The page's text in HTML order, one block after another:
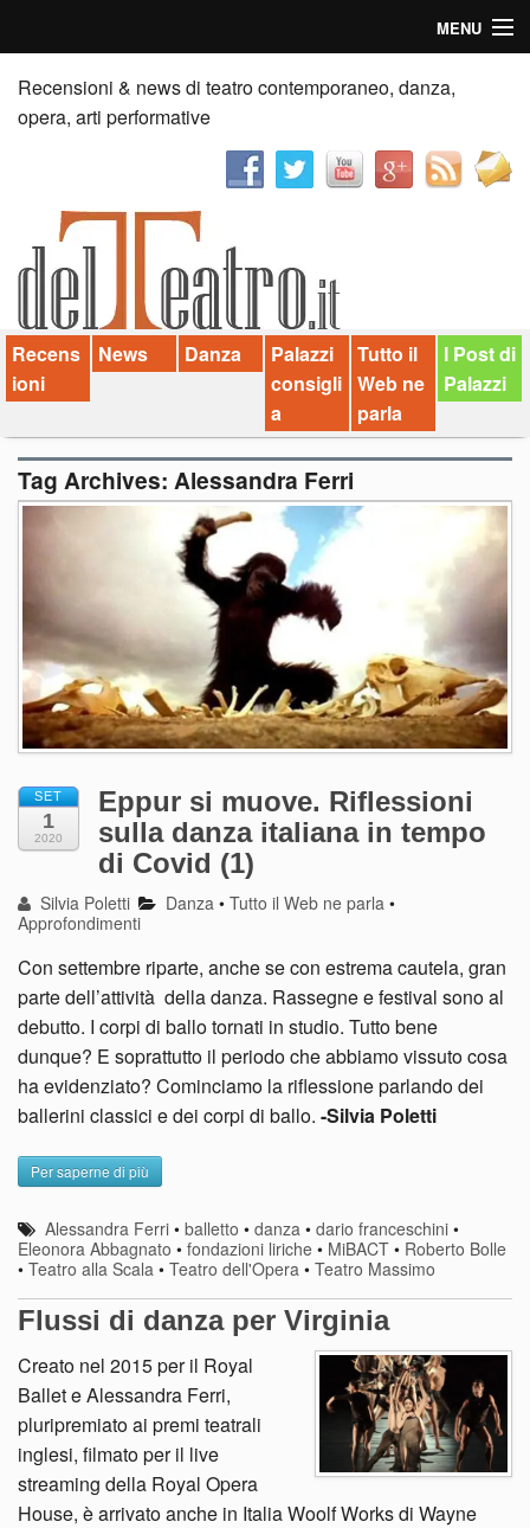
MENU
Home
Recensioni
News
Palazzi consiglia
Video
Chi siamo
Contatti
Recensioni & news di teatro contemporaneo, danza,
opera, arti performative
Recens
ioni
News Danza
Palazzi
consigli
a
Tutto il
Web ne
parla
I Post di
Palazzi
Tag Archives: Alessandra Ferri
SET
1
2020
Eppur si muove. Riflessioni
sulla danza italiana in tempo
di Covid (1)
Silvia Poletti Danza •Tutto il Web ne parla •
Approfondimenti
Con settembre riparte, anche se con estrema cautela, gran
parte dell’attività della danza. Rassegne e festival sono al
debutto. I corpi di ballo tornati in studio. Tutto bene
dunque? E soprattutto il periodo che abbiamo vissuto cosa
ha evidenziato? Cominciamo la riflessione parlando dei
ballerini classici e dei corpi di ballo. -Silvia Poletti
Per saperne di più
Alessandra Ferri •balletto •danza •dario franceschini •
Eleonora Abbagnato • fondazioni liriche • MiBACT • Roberto Bolle
• Teatro alla Scala • Teatro dell'Opera • Teatro Massimo
Flussi di danza per Virginia
Creato nel 2015 per il Royal
Ballet e Alessandra Ferri,
pluripremiato ai premi teatrali
inglesi, filmato per il live
streaming della Royal Opera
House, è arrivato anche in Italia Woolf Works di Wayne